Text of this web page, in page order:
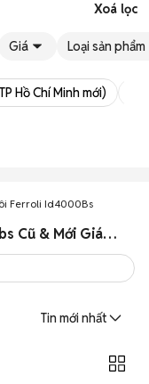
Xoá lọc
Giá Loại sản phẩm
Hồ Chí Minh mới)
Ferroli Id4000Bs
Mua Bán Bếp Từ Đôi Ferroli Id4000bs Cũ & Mới Giá Rẻ
Tin mới nhất